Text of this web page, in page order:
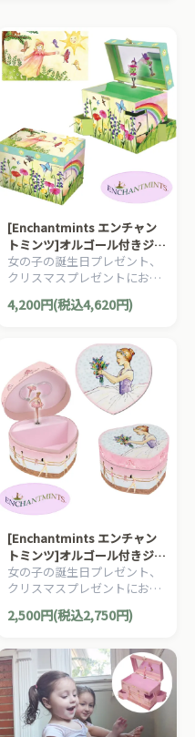
[Enchantmints エンチャン
トミンツ]オルゴール付きジュ
エリーボックス サマーサンシ
ャイン
女の子の誕生日プレゼント、
クリスマスプレゼントにお勧
めの、夢が詰まった、水彩画
がデザインされた、オルゴー
4,200円(税込4,620円)
[Enchantmints エンチャン
トミンツ]オルゴール付きジュ
エリーボックス バレエ ハー
ト
女の子の誕生日プレゼント、
クリスマスプレゼントにお勧
めの、夢が詰まった、水彩画
がデザインされた、オルゴー
です。
2,500円(税込2,750円)